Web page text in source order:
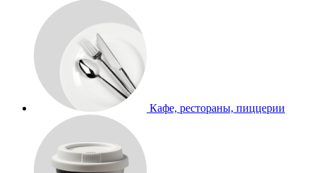
Кафе, рестораны, пиццерии